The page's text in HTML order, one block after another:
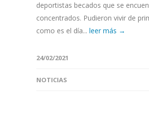
deportistas becados que se
concentrados. Pudieron vivir de
como es el día... leer más →
24/02/2021
NOTICIAS